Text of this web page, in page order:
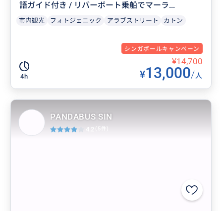
語ガイド付き / リバーボート乗船でマーラ...
市内観光 フォトジェニック アラブストリート カトン
シンガポールキャンペーン
4h
¥14,700
¥13,000/人
PANDABUS SIN
4.2 (5件)